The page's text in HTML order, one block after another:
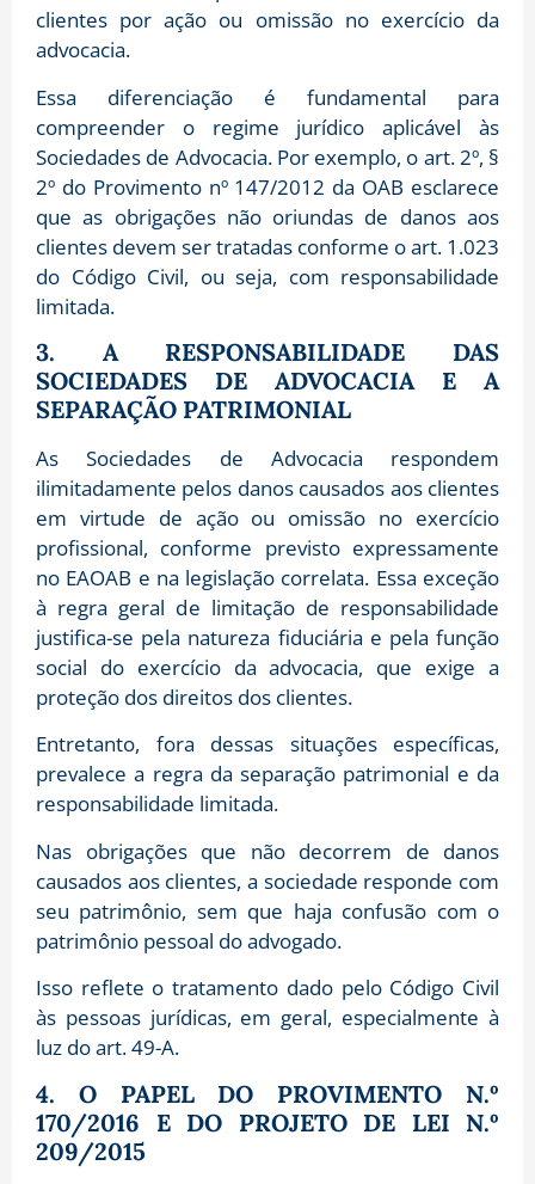
clientes por ação ou omissão no exercício da
advocacia.
Essa diferenciação é fundamental para
compreender o regime jurídico aplicável às
Sociedades de Advocacia. Por exemplo, o art. 2º, §
2º do Provimento nº 147/2012 da OAB esclarece
que as obrigações não oriundas de danos aos
clientes devem ser tratadas conforme o art. 1.023
do Código Civil, ou seja, com responsabilidade
limitada.
3. A RESPONSABILIDADE DAS
SOCIEDADES DE ADVOCACIA E A
SEPARAÇÃO PATRIMONIAL
As Sociedades de Advocacia respondem
ilimitadamente pelos danos causados aos clientes
em virtude de ação ou omissão no exercício
profissional, conforme previsto expressamente
no EAOAB e na legislação correlata. Essa exceção
à regra geral de limitação de responsabilidade
justifica-se pela natureza fiduciária e pela função
social do exercício da advocacia, que exige a
proteção dos direitos dos clientes.
Entretanto, fora dessas situações específicas,
prevalece a regra da separação patrimonial e da
responsabilidade limitada.
Nas obrigações que não decorrem de danos
causados aos clientes, a sociedade responde com
seu patrimônio, sem que haja confusão com o
patrimônio pessoal do advogado.
Isso reflete o tratamento dado pelo Código Civil
às pessoas jurídicas, em geral, especialmente à
luz do art. 49-A.
4. O PAPEL DO PROVIMENTO N.º
170/2016 E DO PROJETO DE LEI N.º
209/2015